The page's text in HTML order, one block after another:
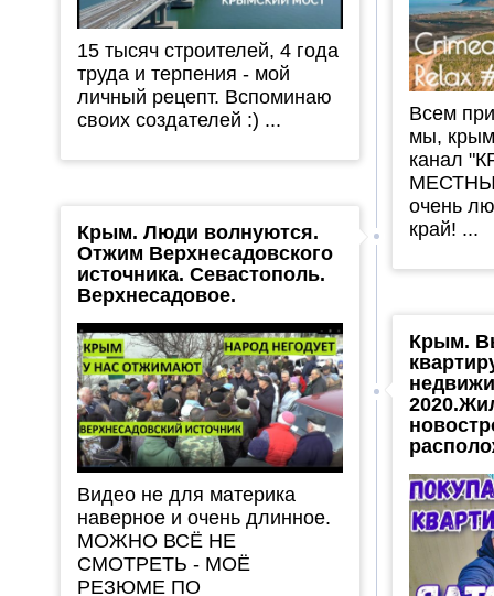
15 тысяч строителей, 4 года
труда и терпения - мой
личный рецепт. Вспоминаю
своих создателей :) ...
Всем
мы,
канал
очень
край! ...
Крым. Люди волнуются.
Отжим Верхнесадовского
источника. Севастополь.
Верхнесадовое.
Видео не для материка
наверное и очень длинное.
МОЖНО ВСЁ НЕ
СМОТРЕТЬ - МОЁ
РЕЗЮМЕ ПО
Крым.